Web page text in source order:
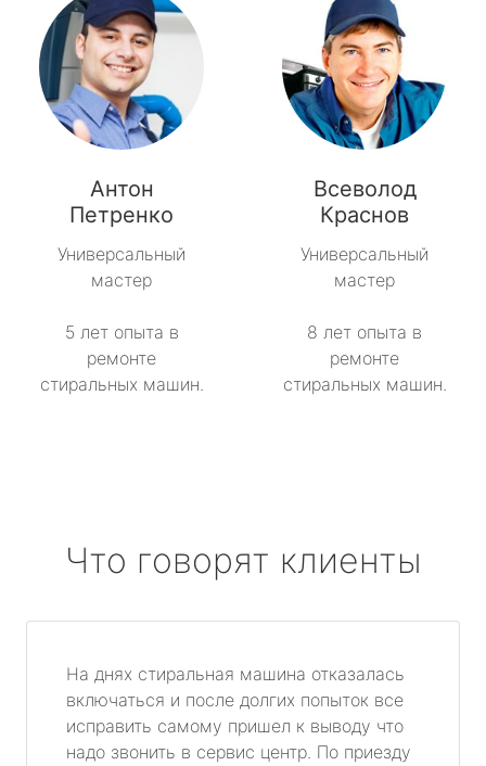
Антон
Петренко
Универсальный
мастер
5 лет опыта в
ремонте
стиральных машин.
Всеволод
Краснов
Универсальный
мастер
8 лет опыта в
ремонте
стиральных машин.
Что говорят клиенты
На днях стиральная машина отказалась
включаться и после долгих попыток все
исправить самому пришел к выводу что
надо звонить в сервис центр. По приезду